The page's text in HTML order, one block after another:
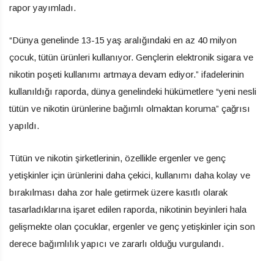
rapor yayımladı.
“Dünya genelinde 13-15 yaş aralığındaki en az 40 milyon
çocuk, tütün ürünleri kullanıyor. Gençlerin elektronik sigara ve
nikotin poşeti kullanımı artmaya devam ediyor.” ifadelerinin
kullanıldığı raporda, dünya genelindeki hükümetlere “yeni nesli
tütün ve nikotin ürünlerine bağımlı olmaktan koruma” çağrısı
yapıldı.
Tütün ve nikotin şirketlerinin, özellikle ergenler ve genç
yetişkinler için ürünlerini daha çekici, kullanımı daha kolay ve
bırakılması daha zor hale getirmek üzere kasıtlı olarak
tasarladıklarına işaret edilen raporda, nikotinin beyinleri hala
gelişmekte olan çocuklar, ergenler ve genç yetişkinler için son
derece bağımlılık yapıcı ve zararlı olduğu vurgulandı.